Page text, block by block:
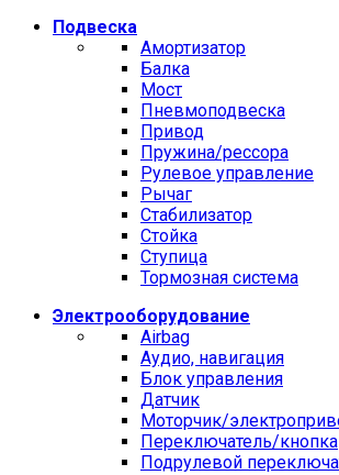
Подвеска
Амортизатор
Балка
Мост
Пневмоподвеска
Привод
Пружина/рессора
Рулевое управление
Рычаг
Стабилизатор
Стойка
Ступица
Тормозная система
Электрооборудование
Airbag
Аудио, навигация
Блок управления
Датчик
Моторчик/
Переключатель/кнопка
Подрулевой